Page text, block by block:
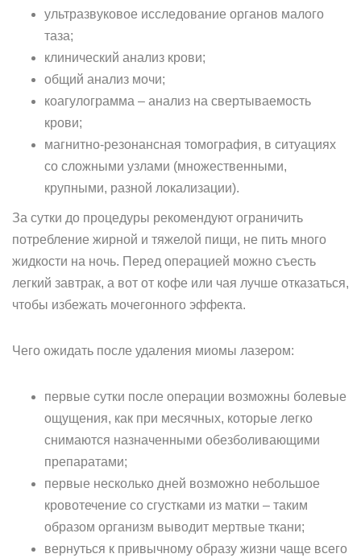
ультразвуковое исследование органов малого
таза;
клинический анализ крови;
общий анализ мочи;
коагулограмма – анализ на свертываемость
крови;
магнитно-резонансная томография, в ситуациях
со сложными узлами (множественными,
крупными, разной локализации).
За сутки до процедуры рекомендуют ограничить
потребление жирной и тяжелой пищи, не пить много
жидкости на ночь. Перед операцией можно съесть
легкий завтрак, а вот от кофе или чая лучше отказаться,
чтобы избежать мочегонного эффекта.
Чего ожидать после удаления миомы лазером:
первые сутки после операции возможны болевые
ощущения, как при месячных, которые легко
снимаются назначенными обезболивающими
препаратами;
первые несколько дней возможно небольшое
кровотечение со сгустками из матки – таким
образом организм выводит мертвые ткани;
вернуться к привычному образу жизни чаще всего